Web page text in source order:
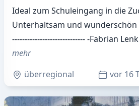
Ideal zum Schuleingang in die
Unterhaltsam und wunderschön
----------------------------- -Fabrian
mehr
überregional
vor 16